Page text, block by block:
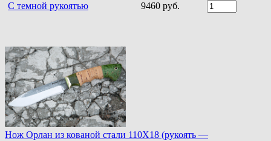
С темной рукоятью 9460 руб.
Нож Орлан из кованой стали 110Х18 (рукоять —